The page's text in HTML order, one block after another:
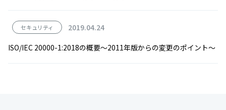
セキュリティ
2019.04.24
ISO/IEC 20000-1:2018の概要～2011年版からの変更のポイント～